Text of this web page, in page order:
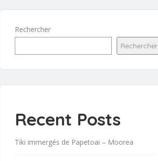
Rechercher
Rechercher
Recent Posts
Tiki immergés de Papetoai – Moorea